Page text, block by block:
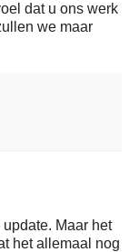
dat u ons werk
we maar
Maar het
het allemaal nog